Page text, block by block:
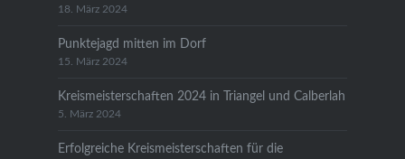
18. März 2024
Punktejagd mitten im Dorf
15. März 2024
Kreismeisterschaften 2024 in Triangel und Calberlah
5. März 2024
Erfolgreiche Kreismeisterschaften für die